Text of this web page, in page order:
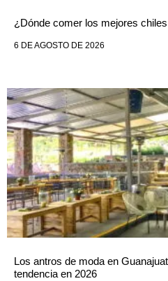
¿Dónde comer los mejores
6 DE AGOSTO DE 2026
Los antros de moda en
tendencia en 2026